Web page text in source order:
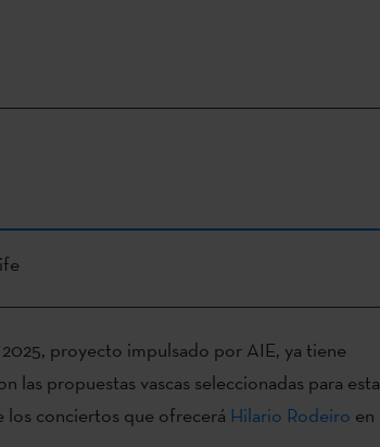
proyecto impulsado por AIE, ya tiene
las propuestas vascas seleccionadas para esta
los conciertos que ofrecerá Hilario Rodeiro en